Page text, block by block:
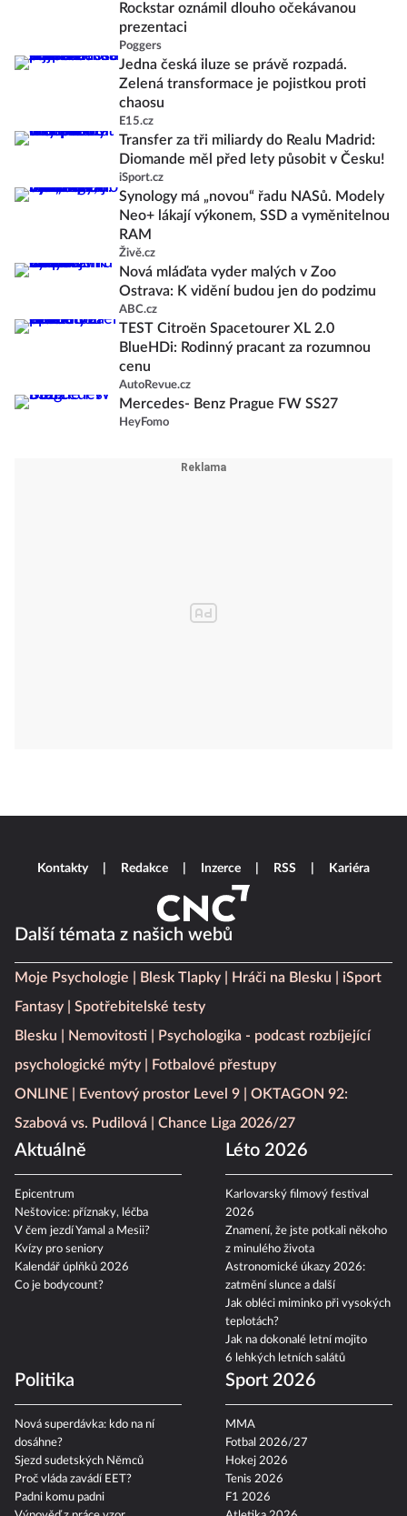
Rockstar oznámil dlouho očekávanou
prezentaci
Poggers
Jedna česká iluze se právě rozpadá.
Zelená transformace je pojistkou proti
chaosu
E15.cz
Transfer za tři miliardy do Realu Madrid:
Diomande měl před lety působit v Česku!
iSport.cz
Synology má „novou“ řadu NASů. Modely
Neo+ lákají výkonem, SSD a vyměnitelnou
RAM
Živě.cz
Nová mláďata vyder malých v Zoo
Ostrava: K vidění budou jen do podzimu
ABC.cz
TEST Citroën Spacetourer XL 2.0
BlueHDi: Rodinný pracant za rozumnou
cenu
AutoRevue.cz
Mercedes- Benz Prague FW SS27
HeyFomo
Další témata z našich webů
Moje Psychologie Blesk Tlapky Hráči na Blesku
iSport
Fantasy
Spotřebitelské testy
Blesku
Nemovitosti
Psychologika - podcast rozbíjející
psychologické mýty
Fotbalové přestupy
ONLINE
Eventový prostor Level 9
OKTAGON 92:
Szabová vs. Pudilová
Chance Liga 2026/27
Aktuálně
Epicentrum
Neštovice: příznaky, léčba
V čem jezdí Yamal a Mesii?
Kvízy pro seniory
Kalendář úplňků 2026
Co je bodycount?
Léto 2026
Karlovarský filmový festival
2026
Znamení, že jste potkali někoho
z minulého života
Astronomické úkazy 2026:
zatmění slunce a další
Jak obléci miminko při vysokých
teplotách?
Jak na dokonalé letní mojito
6 lehkých letních salátů
Politika
Nová superdávka: kdo na ní
dosáhne?
Sjezd sudetských Němců
Proč vláda zavádí EET?
Padni komu padni
Sport 2026
MMA
Fotbal 2026/27
Hokej 2026
Tenis 2026
F1 2026
Kontakty Redakce Inzerce RSS Kariéra